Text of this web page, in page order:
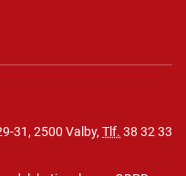
31, 2500 Valby, Tlf. 38 32 33